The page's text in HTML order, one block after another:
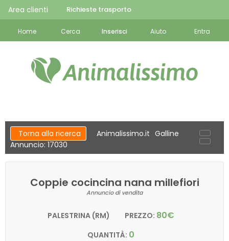
Area clienti Richieste trasporto
Home Cerca Inserisci Aiuto Entra
Torna alla ricerca Animalissimo.it Galline
Annuncio: 17030
Coppie cocincina nana millefiori
Annuncio di vendita
PALESTRINA (RM) PREZZO: 80€
QUANTITÀ: 0